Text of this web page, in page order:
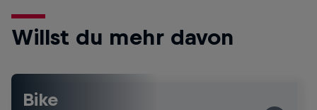
Willst du mehr davon
Bike